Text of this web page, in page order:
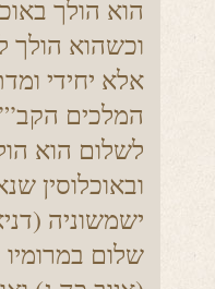
הוא הולך
וכשהוא הולך
אלא יחידי
המלכים
לשלום הוא
ובאוכלוסין
ישמשוניה
שלום